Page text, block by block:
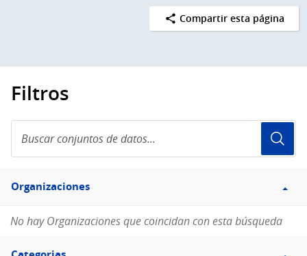
Compartir esta página
Filtros
conjuntos
de
Filtro
Organizaciones
Organizaciones
No hay Organizaciones que coincidan con esta búsqueda
Filtro